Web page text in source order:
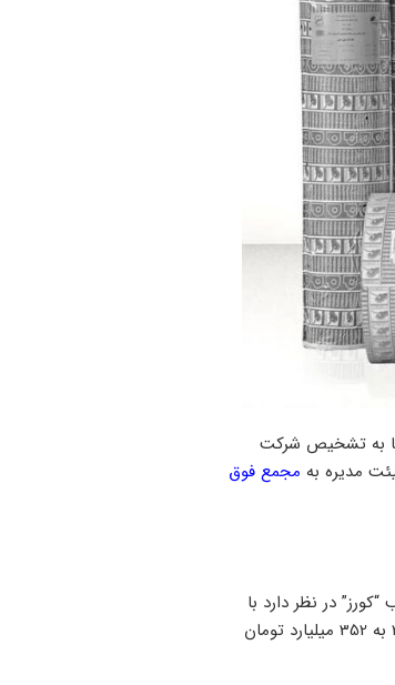
در حالی بنا به تشخيص شركت
مدیره به مجمع فوق
“کورز” در نظر دارد با
تامین مالی از دو محل سود انباشته و تجدید ارزیابی دارایی ها و با هدف اصلاح ساختار مالي، سرمایه فعلی را از 2 به 352 میلیارد تومان